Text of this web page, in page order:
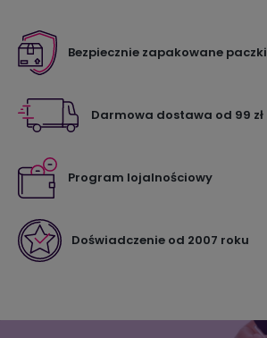
Bezpiecznie zapakowane paczki
Darmowa dostawa od 99 zł
Program lojalnościowy
Doświadczenie od 2007 roku